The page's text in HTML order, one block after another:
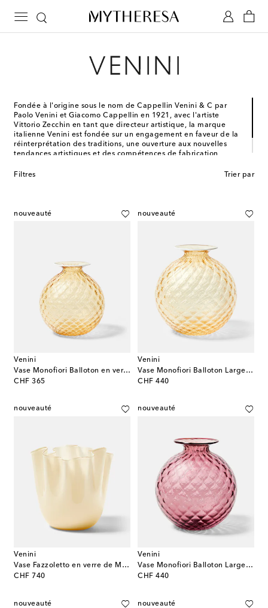
Fondée à l'origine sous le nom de Cappellin Venini & C par
Paolo Venini et Giacomo Cappellin en 1921, avec l'artiste
Vittorio Zecchin en tant que directeur artistique, la marque
italienne Venini est fondée sur un engagement en faveur de la
réinterprétation des traditions, une ouverture aux nouvelles
tendances artistiques et des compétences de fabrication
objets décoratifs conçus en verre de Murano.
Filtres Trier par
nouveauté
Venini
Vase Monofiori Balloton en verre de Murano
CHF 365
original price
nouveauté
Venini
Vase Monofiori Balloton Large en verre de Murano
CHF 440
original price
nouveauté
Venini
Vase Fazzoletto en verre de Murano de Fulvio Bianconi et Paolo Venini
CHF 740
original price
nouveauté
Venini
Vase Monofiori Balloton Large en verre de Murano
CHF 440
original price
nouveauté nouveauté